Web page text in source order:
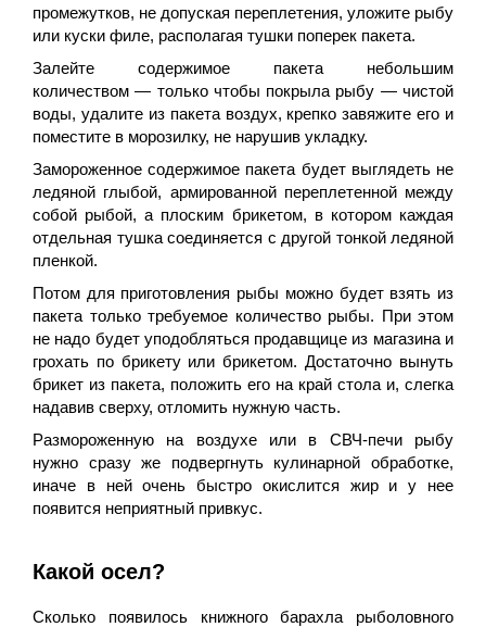
промежутков, не допуская переплетения, уложите рыбу
или куски филе, располагая тушки поперек пакета.
Залейте содержимое пакета небольшим
количеством — только чтобы покрыла рыбу — чистой
воды, удалите из пакета воздух, крепко завяжите его и
поместите в морозилку, не нарушив укладку.
Замороженное содержимое пакета будет выглядеть не
ледяной глыбой, армированной переплетенной между
собой рыбой, а плоским брикетом, в котором каждая
отдельная тушка соединяется с другой тонкой ледяной
пленкой.
Потом для приготовления рыбы можно будет взять из
пакета только требуемое количество рыбы. При этом
не надо будет уподобляться продавщице из магазина и
грохать по брикету или брикетом. Достаточно вынуть
брикет из пакета, положить его на край стола и, слегка
надавив сверху, отломить нужную часть.
Размороженную на воздухе или в СВЧ-печи рыбу
нужно сразу же подвергнуть кулинарной обработке,
иначе в ней очень быстро окислится жир и у нее
появится неприятный привкус.
Какой осел?
Сколько появилось книжного барахла рыболовного